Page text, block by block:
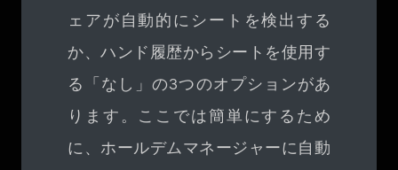
ェアが自動的にシートを検出する
か、ハンド履歴からシートを使用す
る「なし」の3つのオプションがあ
ります。ここでは簡単にするため
に、ホールデムマネージャーに自動